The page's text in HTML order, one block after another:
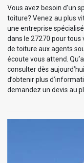
Vous avez besoin d’un
toiture? Venez au plus
une entreprise
dans le 27270 pour tous
de toiture aux agents
écoute vous attend.
consulter dès
d’obtenir plus
demandez un devis au